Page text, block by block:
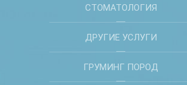
СТОМАТОЛОГИЯ
ДРУГИЕ УСЛУГИ
ГРУМИНГ ПОРОД